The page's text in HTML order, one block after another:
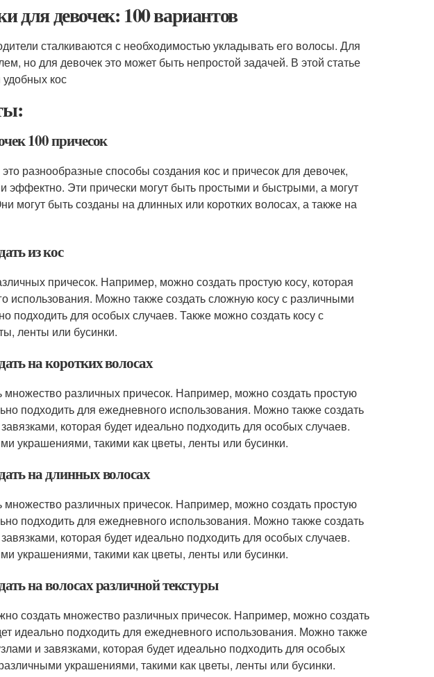
для девочек: 100 вариантов
сталкиваются с необходимостью укладывать его волосы. Для
но для девочек это может быть непростой задачей. В этой статье
кос
100 причесок
разнообразные способы создания кос и причесок для девочек,
эффектно. Эти прически могут быть простыми и быстрыми, а могут
могут быть созданы на длинных или коротких волосах, а также на
из кос
причесок. Например, можно создать простую косу, которая
использования. Можно также создать сложную косу с различными
подходить для особых случаев. Также можно создать косу с
ленты или бусинки.
на коротких волосах
множество различных причесок. Например, можно создать простую
подходить для ежедневного использования. Можно также создать
которая будет идеально подходить для особых случаев.
украшениями, такими как цветы, ленты или бусинки.
на длинных волосах
различных причесок. Например, можно создать простую
подходить для ежедневного использования. Можно также создать
которая будет идеально подходить для особых случаев.
украшениями, такими как цветы, ленты или бусинки.
на волосах различной текстуры
создать множество различных причесок. Например, можно создать
идеально подходить для ежедневного использования. Можно также
и завязками, которая будет идеально подходить для особых
украшениями, такими как цветы, ленты или бусинки.